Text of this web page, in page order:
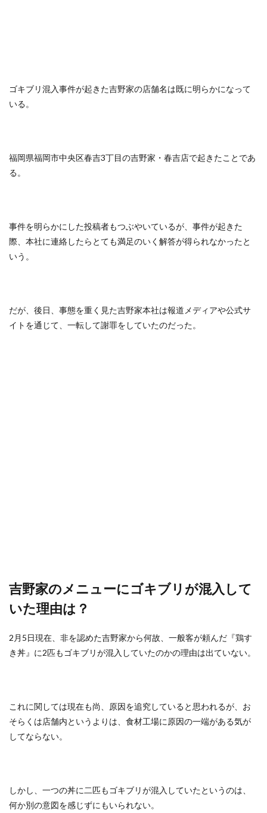
ゴキブリ混入事件が起きた吉野家の店舗名は既に明らかになって
いる。
福岡県福岡市中央区春吉3丁目の吉野家・春吉店で起きたことであ
る。
事件を明らかにした投稿者もつぶやいているが、事件が起きた
際、本社に連絡したらとても満足のいく解答が得られなかったと
いう。
だが、後日、事態を重く見た吉野家本社は報道メディアや公式サ
イトを通じて、一転して謝罪をしていたのだった。
吉野家のメニューにゴキブリが混入して
いた理由は？
2月5日現在、非を認めた吉野家から何故、一般客が頼んだ『鶏す
き丼』に2匹もゴキブリが混入していたのかの理由は出ていない。
これに関しては現在も尚、原因を追究していると思われるが、お
そらくは店舗内というよりは、食材工場に原因の一端がある気が
してならない。
しかし、一つの丼に二匹もゴキブリが混入していたというのは、
何か別の意図を感じずにもいられない。